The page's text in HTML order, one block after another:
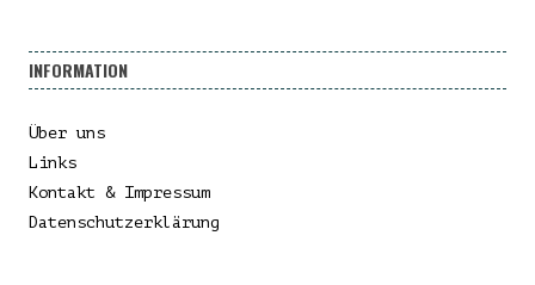
INFORMATION
Über uns
Links
Kontakt & Impressum
Datenschutzerklärung